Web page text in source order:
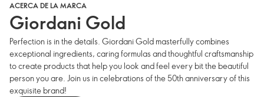
ACERCA DE LA MARCA
Giordani Gold
Perfection is in the details. Giordani Gold masterfully combines
exceptional ingredients, caring formulas and thoughtful craftsmanship
to create products that help you look and feel every bit the beautiful
person you are. Join us in celebrations of the 50th anniversary of this
exquisite brand!